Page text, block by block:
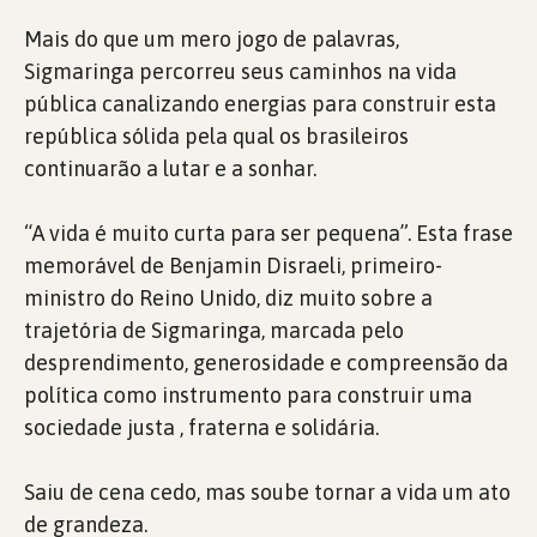
Mais do que um mero jogo de palavras,
Sigmaringa percorreu seus caminhos na vida
pública canalizando energias para construir esta
república sólida pela qual os brasileiros
continuarão a lutar e a sonhar.
“A vida é muito curta para ser pequena”. Esta frase
memorável de Benjamin Disraeli, primeiro-
ministro do Reino Unido, diz muito sobre a
trajetória de Sigmaringa, marcada pelo
desprendimento, generosidade e compreensão da
política como instrumento para construir uma
sociedade justa , fraterna e solidária.
Saiu de cena cedo, mas soube tornar a vida um ato
de grandeza.